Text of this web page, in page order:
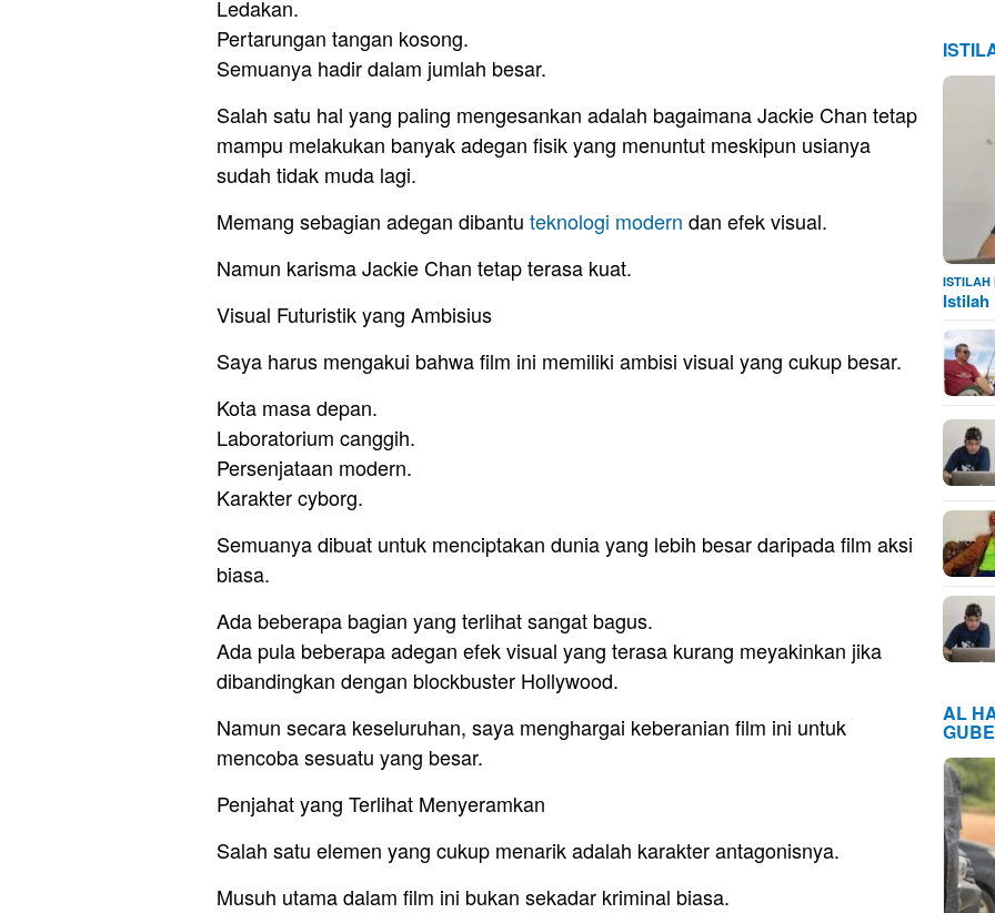
Ledakan.
Pertarungan tangan kosong.
Semuanya hadir dalam jumlah besar.
Salah satu hal yang paling mengesankan adalah bagaimana Jackie Chan tetap
mampu melakukan banyak adegan fisik yang menuntut meskipun usianya
sudah tidak muda lagi.
Memang sebagian adegan dibantu teknologi modern dan efek visual.
Namun karisma Jackie Chan tetap terasa kuat.
Visual Futuristik yang Ambisius
Saya harus mengakui bahwa film ini memiliki ambisi visual yang cukup besar.
Kota masa depan.
Laboratorium canggih.
Persenjataan modern.
Karakter cyborg.
Semuanya dibuat untuk menciptakan dunia yang lebih besar daripada film aksi
biasa.
Ada beberapa bagian yang terlihat sangat bagus.
Ada pula beberapa adegan efek visual yang terasa kurang meyakinkan jika
dibandingkan dengan blockbuster Hollywood.
Namun secara keseluruhan, saya menghargai keberanian film ini untuk
mencoba sesuatu yang besar.
Penjahat yang Terlihat Menyeramkan
Salah satu elemen yang cukup menarik adalah karakter antagonisnya.
Musuh utama dalam film ini bukan sekadar kriminal biasa.
ISTILAH
Istilah
AL